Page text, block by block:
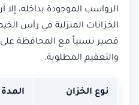
الرواسب الموجودة بداخله،
الخزانات المنزلية في رأس
قصير نسبياً مع المحافظة
والتعقيم المطلوبة.
نوع الخزان المدة